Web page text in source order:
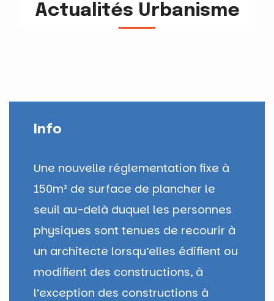
Actualités Urbanisme
Info
Une nouvelle réglementation fixe à
150m² de surface de plancher le
seuil au-delà duquel les personnes
physiques sont tenues de recourir à
un architecte lorsqu’elles édifient ou
modifient des constructions, à
l’exception des constructions à